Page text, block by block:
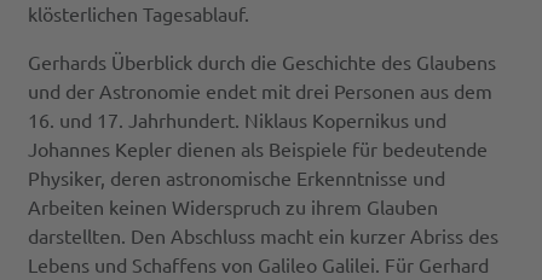
klösterlichen Tagesablauf.
Gerhards Überblick durch die Geschichte des Glaubens
und der Astronomie endet mit drei Personen aus dem
16. und 17. Jahrhundert. Niklaus Kopernikus und
Johannes Kepler dienen als Beispiele für bedeutende
Physiker, deren astronomische Erkenntnisse und
Arbeiten keinen Widerspruch zu ihrem Glauben
darstellten. Den Abschluss macht ein kurzer Abriss des
Lebens und Schaffens von Galileo Galilei. Für Gerhard